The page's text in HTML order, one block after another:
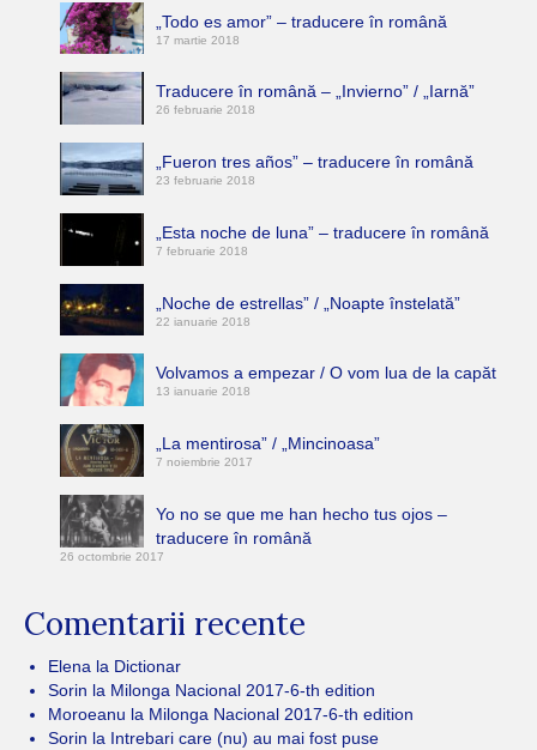
„Todo es amor” – traducere în română
17 martie 2018
Traducere în română – „Invierno” / „Iarnă”
26 februarie 2018
„Fueron tres años” – traducere în română
23 februarie 2018
„Esta noche de luna” – traducere în română
7 februarie 2018
„Noche de estrellas” / „Noapte înstelată”
22 ianuarie 2018
Volvamos a empezar / O vom lua de la capăt
13 ianuarie 2018
„La mentirosa” / „Mincinoasa”
7 noiembrie 2017
Yo no se que me han hecho tus ojos –
traducere în română
26 octombrie 2017
Comentarii recente
Elena la Dictionar
Sorin la Milonga Nacional 2017-6-th edition
Moroeanu la Milonga Nacional 2017-6-th edition
Sorin la Intrebari care (nu) au mai fost puse